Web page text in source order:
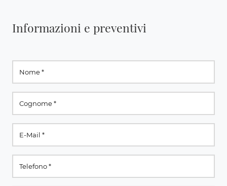
Informazioni e preventivi